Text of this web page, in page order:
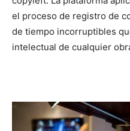
el proceso de registro de
de tiempo incorruptibles
intelectual de cualquier